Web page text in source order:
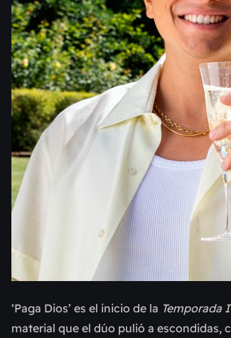
‘Paga Dios’ es el inicio de la Temporada
material que el dúo pulió a escondidas,